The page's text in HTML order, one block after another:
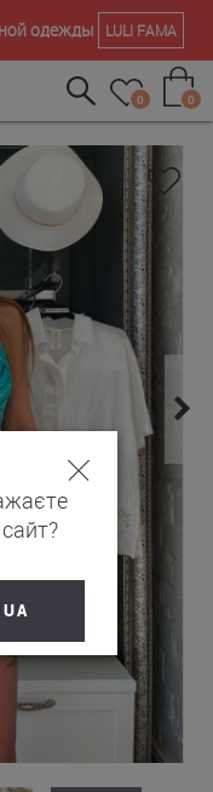
одежды LULI FAMA
0 0
UA